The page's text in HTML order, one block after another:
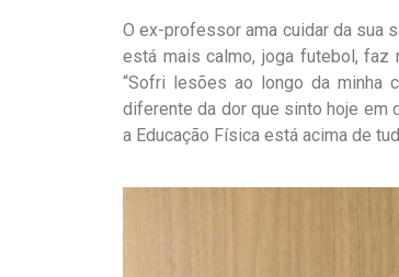
O ex-professor ama cuidar da sua
está mais calmo, joga futebol, faz
“Sofri lesões ao longo da minha
diferente da dor que sinto hoje em
a Educação Física está acima de